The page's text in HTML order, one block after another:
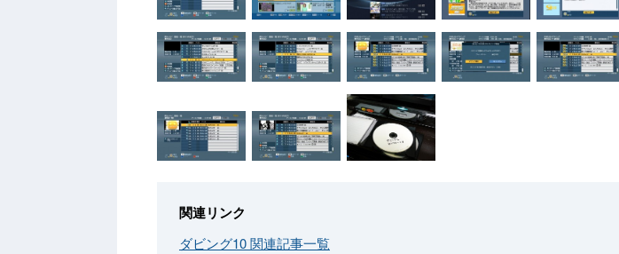
関連リンク
ダビング10 関連記事一覧